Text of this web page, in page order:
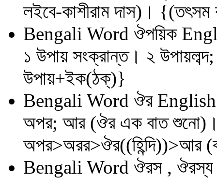
লইবে-কাশীরাম দাস)।
Bengali Word ঔপয়িক
১ উপায় সংক্রান্ত। ২
উপায়+ইক(ঠক্)}
Bengali Word ঔর
অপর; আর (ঔর এক বাত
অপর>অরর>ঔর((হিন্দি))>আর
Bengali Word ঔরস , ঔরস্য